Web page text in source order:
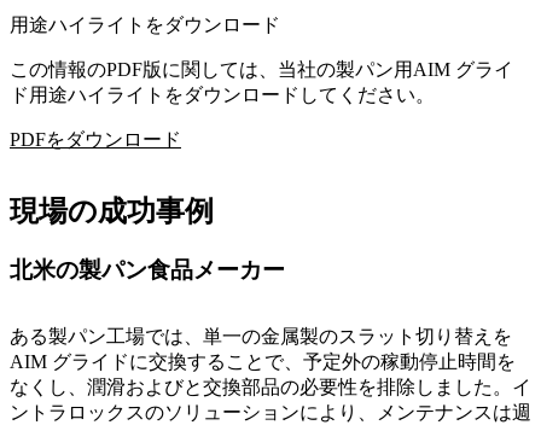
用途ハイライトをダウンロード
この情報のPDF版に関しては、当社の製パン用AIM グライ
ド用途ハイライトをダウンロードしてください。
PDFをダウンロード
現場の成功事例
北米の製パン食品メーカー
ある製パン工場では、単一の金属製のスラット切り替えを
AIM グライドに交換することで、予定外の稼動停止時間を
なくし、潤滑およびと交換部品の必要性を排除しました。イ
ントラロックスのソリューションにより、メンテナンスは週